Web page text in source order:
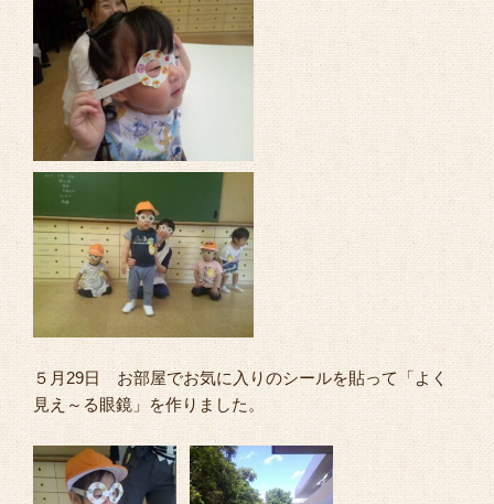
５月29日 お部屋でお気に入りのシールを貼って「よく
見え～る眼鏡」を作りました。